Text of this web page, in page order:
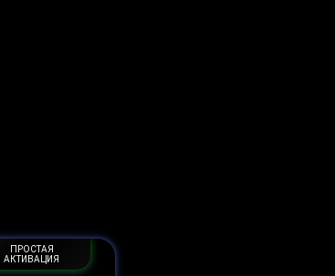
ПРОСТАЯ
АКТИВАЦИЯ